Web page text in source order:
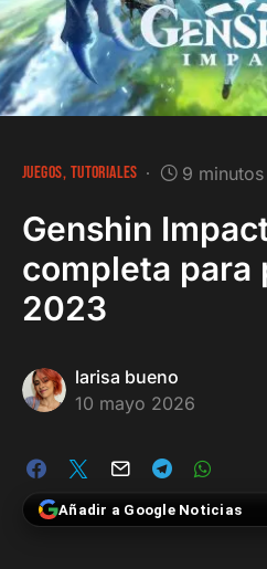
JUEGOS TUTORIALES 9
Genshin
completa para
2023
larisa bueno
10 mayo 2026
Añadir a Google Noticias